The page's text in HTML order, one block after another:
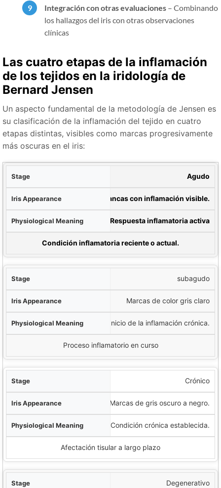
Integración con otras evaluaciones – Combinando
los hallazgos del iris con otras observaciones
clínicas
Las cuatro etapas de la inflamación
de los tejidos en la iridología de
Bernard Jensen
Un aspecto fundamental de la metodología de Jensen es
su clasificación de la inflamación del tejido en cuatro
etapas distintas, visibles como marcas progresivamente
más oscuras en el iris:
clínica
Agudo
Marcas blancas con inflamación visible.
Respuesta inflamatoria activa
Condición inflamatoria reciente o actual.
subagudo
Marcas de color gris claro
Inicio de la inflamación crónica.
Proceso inflamatorio en curso
Crónico
Marcas de gris oscuro a negro.
Condición crónica establecida.
Afectación tisular a largo plazo
Degenerativo